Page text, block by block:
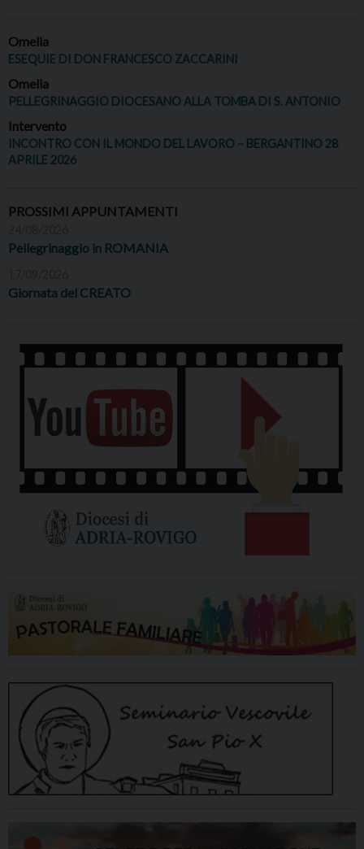
Omelia
ESEQUIE DI DON FRANCESCO ZACCARINI
Omelia
PELLEGRINAGGIO DIOCESANO ALLA TOMBA DI S. ANTONIO
Intervento
INCONTRO CON IL MONDO DEL LAVORO – BERGANTINO 28
APRILE 2026
PROSSIMI APPUNTAMENTI
Pellegrinaggio in ROMANIA
Giornata del CREATO